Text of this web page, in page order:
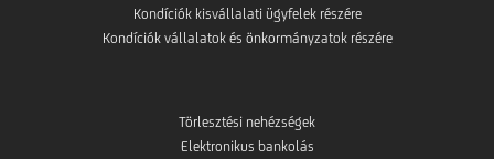
Kondíciók kisvállalati ügyfelek részére
Kondíciók vállalatok és önkormányzatok részére
Törlesztési nehézségek
Elektronikus bankolás